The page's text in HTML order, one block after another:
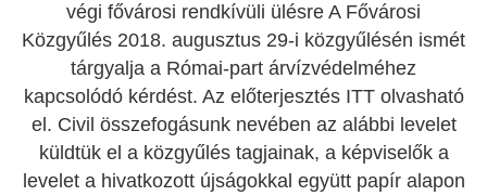
végi fővárosi rendkívüli ülésre A Fővárosi
Közgyűlés 2018. augusztus 29-i közgyűlésén ismét
tárgyalja a Római-part árvízvédelméhez
kapcsolódó kérdést. Az előterjesztés ITT olvasható
el. Civil összefogásunk nevében az alábbi levelet
küldtük el a közgyűlés tagjainak, a képviselők a
levelet a hivatkozott újságokkal együtt papír alapon